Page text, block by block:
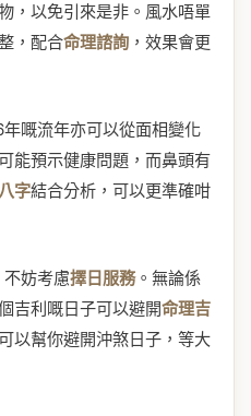
，以免引來是非。風水唔單
，配合命理諮詢 ，效果會更
嘅流年亦可以從面相變化
能預示健康問題，而鼻頭有
八字結合分析，可以更準確咁
妨考慮擇日服務。無論係
吉利嘅日子可以避開命理吉
以幫你避開沖煞日子，等大